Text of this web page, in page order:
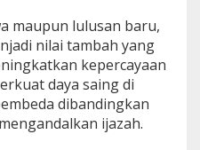
maupun lulusan baru,
nilai tambah yang
kepercayaan
daya saing di
dibandingkan
ijazah.